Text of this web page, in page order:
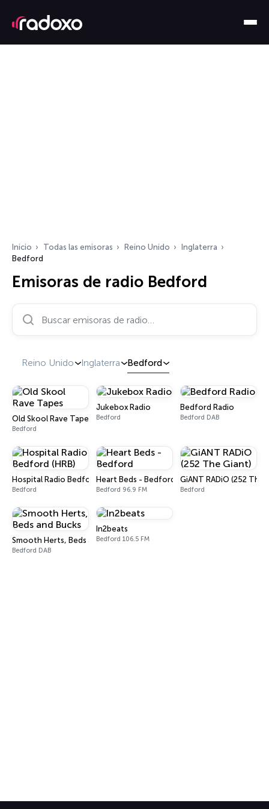
Inicio Todas las emisoras Reino Unido
Inglaterra
Bedford
Emisoras de radio Bedford
Reino Unido Inglaterra Bedford
Old Skool Rave Tapes
Bedford
Jukebox Radio
Bedford
Bedford Radio
Bedford DAB
Hospital Radio Bedford (HRB)
Bedford
Heart Beds - Bedford
Bedford 96.9 FM
GiANT RADiO (252 The
Bedford
Smooth Herts, Beds and Bucks
Bedford DAB
In2beats
Bedford 106.5 FM